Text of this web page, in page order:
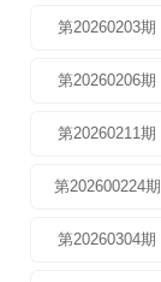
第20260203期
第20260206期
第20260211期
第202600224期
第20260304期